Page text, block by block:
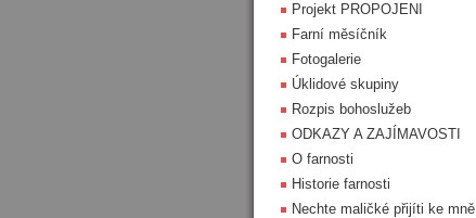
Projekt PROPOJENI
Farní měsíčník
Fotogalerie
Úklidové skupiny
Rozpis bohoslužeb
ODKAZY A ZAJÍMAVOSTI
O farnosti
Historie farnosti
Nechte maličké přijíti ke mně